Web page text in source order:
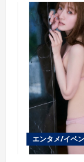
ー
ミ
ン
バ
レ
ー
パ
ー
ク、
の
新
イ
ベ
ン
「ム
ー
ミ
エンタメ/イベ